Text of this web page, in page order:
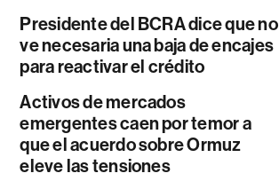
Presidente del BCRA dice que no
ve necesaria una baja de encajes
para reactivar el crédito
Activos de mercados
emergentes caen por temor a
que el acuerdo sobre Ormuz
eleve las tensiones